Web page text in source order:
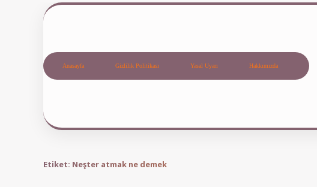
Anasayfa Gizlilik Politikası Yasal Uyarı Hakkımızda
Etiket: Neşter atmak ne demek